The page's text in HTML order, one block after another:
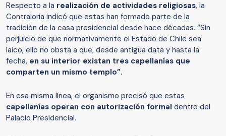
Respecto a la realización de actividades religiosas, la
Contraloría indicó que estas han formado parte de la
tradición de la casa presidencial desde hace décadas. “Sin
perjuicio de que normativamente el Estado de Chile sea
laico, ello no obsta a que, desde antigua data y hasta la
fecha, en su interior existan tres capellanías que
comparten un mismo templo”.
En esa misma línea, el organismo precisó que estas
capellanías operan con autorización formal dentro del
Palacio Presidencial.